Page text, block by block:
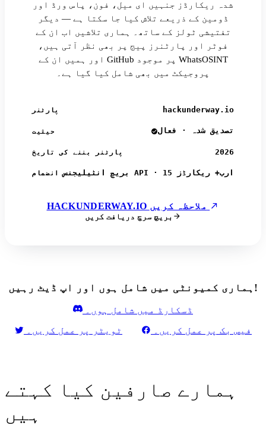
شدہ ریکارڈز جنہیں ای میل، فون، پاس ورڈ اور
ڈومین کے ذریعے تلاش کیا جا سکتا ہے — دیگر
تفتیشی ٹولز کے ساتھ۔ ہماری تلاشیں اب ان کے
فوٹر اور پارٹنرز پیج پر بھی نظر آتی ہیں،
اور ہمیں ان کے GitHub پر موجود WhatsOSINT
پروجیکٹ میں بھی شامل کیا گیا ہے۔
پارٹنر hackunderway.io
حیثیت تصدیق شدہ · فعال
پارٹنر بننے کی تاریخ 2026
انضمام بریچ انٹیلیجنس API · 15 ارب+ ریکارڈز
بریچ سرچ دریافت کریں
ہماری کمیونٹی میں شامل ہوں اور اپ ڈیٹ رہیں!
ڈسکارڈ میں شامل ہوں۔
ٹویٹر پر عمل کریں۔
فیس بک پر عمل کریں۔
ہمارے صارفین کیا کہتے
ہیں